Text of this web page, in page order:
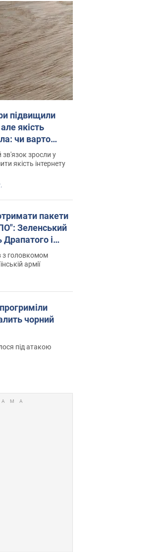
підвищили
якість
чи варто
зв'язок зросли у
якість інтернету
пакети
Зеленський
Драпатого і
з головкомом
армії
чорний
під атакою